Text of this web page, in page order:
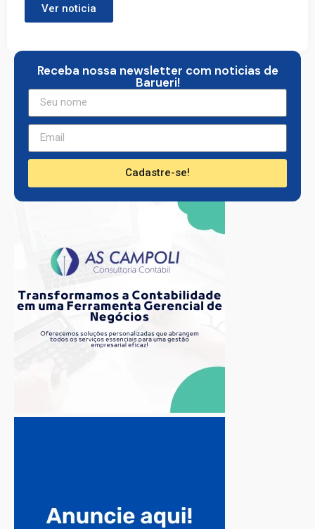
Ver noticia
Receba nossa newsletter com noticias de
Barueri!
Cadastre-se!